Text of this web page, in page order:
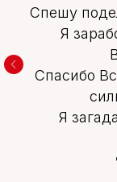
Спешу
Я
Спасибо
Я